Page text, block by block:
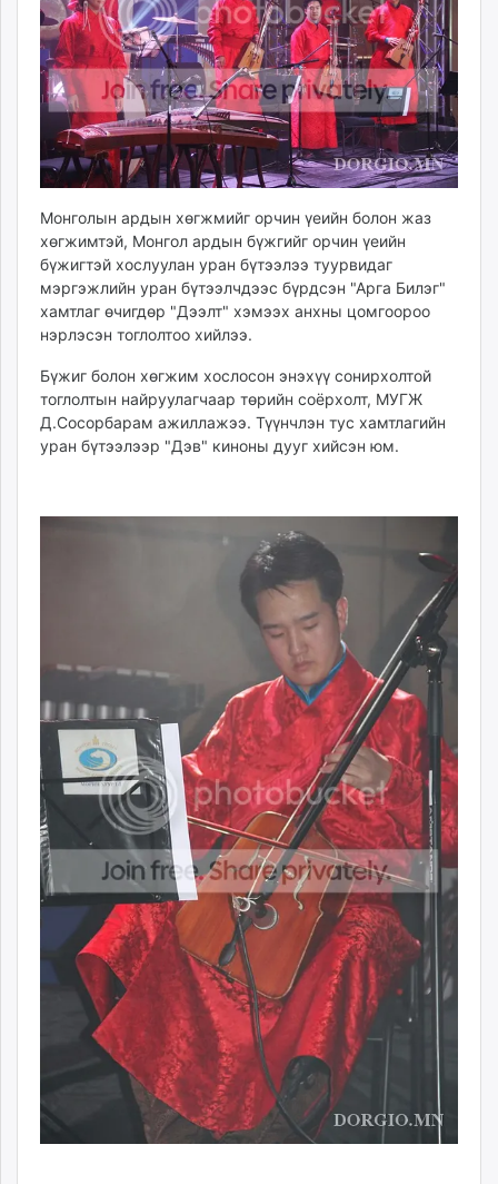
ikon.mn
mnb.mn
Livetv.mn
Eguur.mn
24tsag.mn
shuud.mn
eagle.mn
ergelt.mn
zarig.mn
today.mn
zuv.mn
mminfo.mn
urlag.mn
unen.mn
asu.mn
unuudur.mn
tvmongolia.mn
mass.mn
unegui.mn
assa.mn
toim.mn
tac.mn
paparazzi.mn
unread.today
Монголын ардын хөгжмийг орчин үеийн болон жаз
хөгжимтэй, Монгол ардын бүжгийг орчин үеийн
бүжигтэй хослуулан уран бүтээлээ туурвидаг
мэргэжлийн уран бүтээлчдээс бүрдсэн "Арга Билэг"
хамтлаг өчигдөр "Дээлт" хэмээх анхны цомгоороо
нэрлэсэн тоглолтоо хийлээ.
Бүжиг болон хөгжим хослосон энэхүү сонирхолтой
тоглолтын найруулагчаар төрийн соёрхолт, МУГЖ
Д.Сосорбарам ажиллажээ. Түүнчлэн тус хамтлагийн
уран бүтээлээр "Дэв" киноны дууг хийсэн юм.